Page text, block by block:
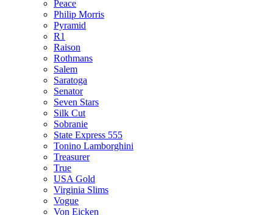
Peace
Philip Morris
Pyramid
R1
Raison
Rothmans
Salem
Saratoga
Senator
Seven Stars
Silk Cut
Sobranie
State Express 555
Tonino Lamborghini
Treasurer
True
USA Gold
Virginia Slims
Vogue
Von Eicken